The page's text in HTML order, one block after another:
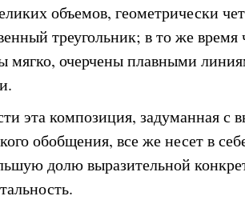
объемов, геометрически
треугольник; в то же
мягко, очерчены плавными
эта композиция, задуманная с
обобщения, все же несет в
долю выразительной